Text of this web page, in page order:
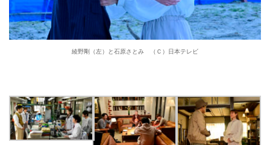
綾野剛（左）と石原さとみ （Ｃ）日本テレビ